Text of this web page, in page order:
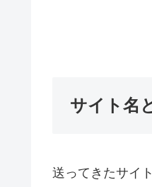
サイト名
送ってきたサイ